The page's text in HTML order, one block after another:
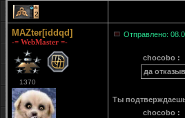
2
MAZter[iddqd]
-= WebMaster =-
1370
Отправлено:
chocobo :
да
Ты
chocobo :